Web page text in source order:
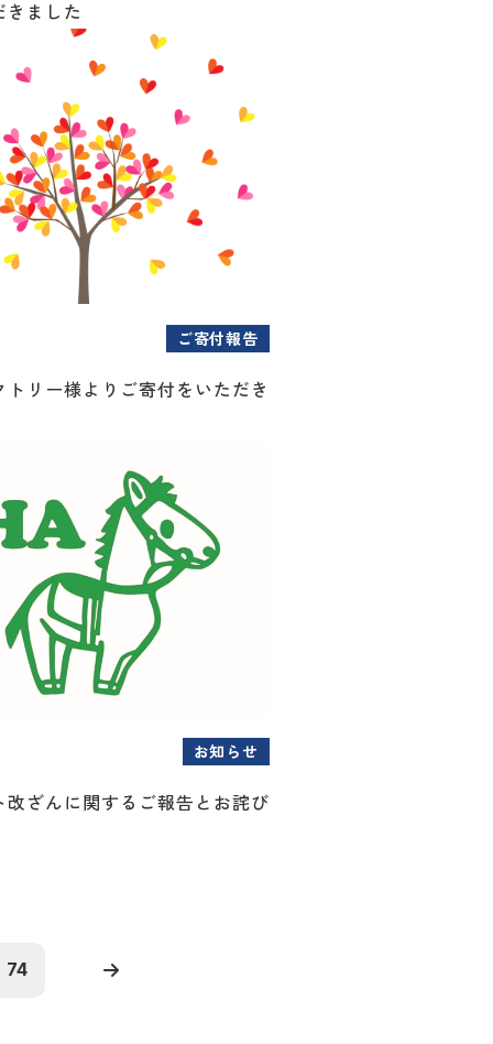
ました
ご寄付報告
リー様よりご寄付をいただき
お知らせ
改ざんに関するご報告とお詫び
74